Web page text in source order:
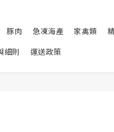
豚肉 急凍海產 家禽類
細則 運送政策